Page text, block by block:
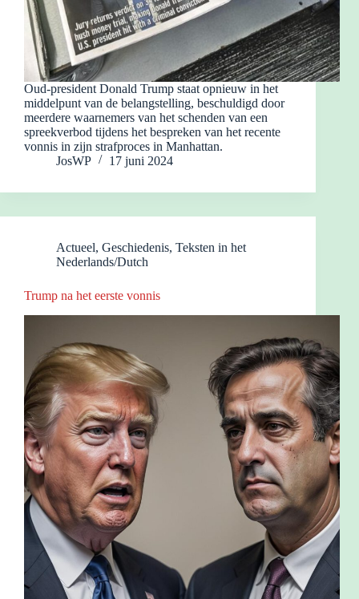
Oud-president Donald Trump staat opnieuw in het
middelpunt van de belangstelling, beschuldigd door
meerdere waarnemers van het schenden van een
spreekverbod tijdens het bespreken van het recente
vonnis in zijn strafproces in Manhattan.
JosWP
17 juni 2024
Actueel, Geschiedenis, Teksten in het
Nederlands/Dutch
Trump na het eerste vonnis